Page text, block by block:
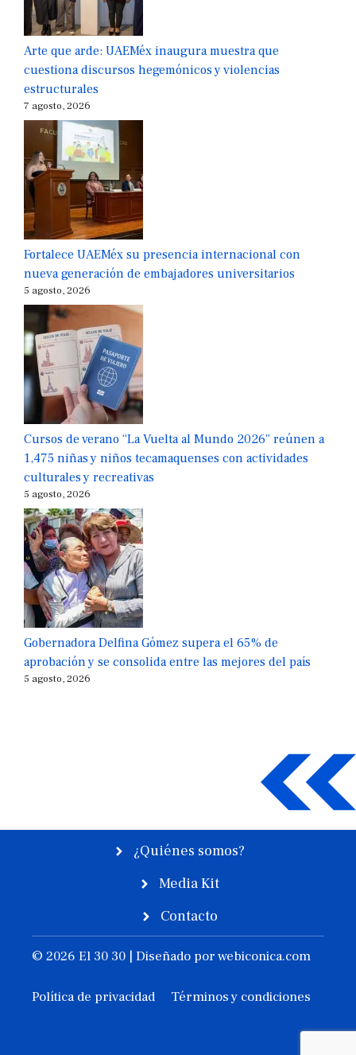
Arte que arde: UAEMéx inaugura muestra que
cuestiona discursos hegemónicos y violencias
estructurales
7 agosto, 2026
Fortalece UAEMéx su presencia internacional con
nueva generación de embajadores universitarios
5 agosto, 2026
Cursos de verano “La Vuelta al Mundo 2026” reúnen a
1,475 niñas y niños tecamaquenses con actividades
culturales y recreativas
5 agosto, 2026
Gobernadora Delfina Gómez supera el 65% de
aprobación y se consolida entre las mejores del país
5 agosto, 2026
¿Quiénes somos?
Media Kit
Contacto
© 2026 El 30 30 | Diseñado porwebiconica.com
Política de privacidad Términos y condiciones